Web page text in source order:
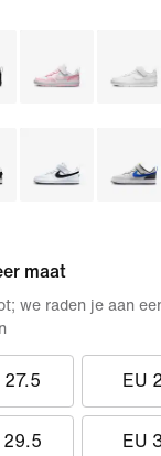
maat
27.5 EU
29.5 EU
we raden je aan